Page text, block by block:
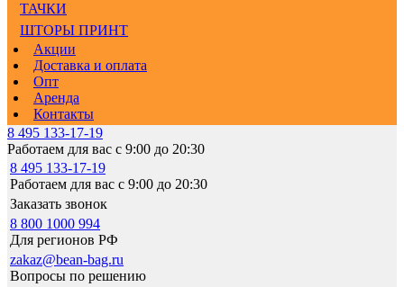
ТАЧКИ
ШТОРЫ ПРИНТ
Акции
Доставка и оплата
Опт
Аренда
Контакты
8 495 133-17-19
Работаем для вас с 9:00 до 20:30
8 495 133-17-19
Работаем для вас с 9:00 до 20:30
Заказать звонок
8 800 1000 994
Для регионов РФ
zakaz@bean-bag.ru
Вопросы по решению